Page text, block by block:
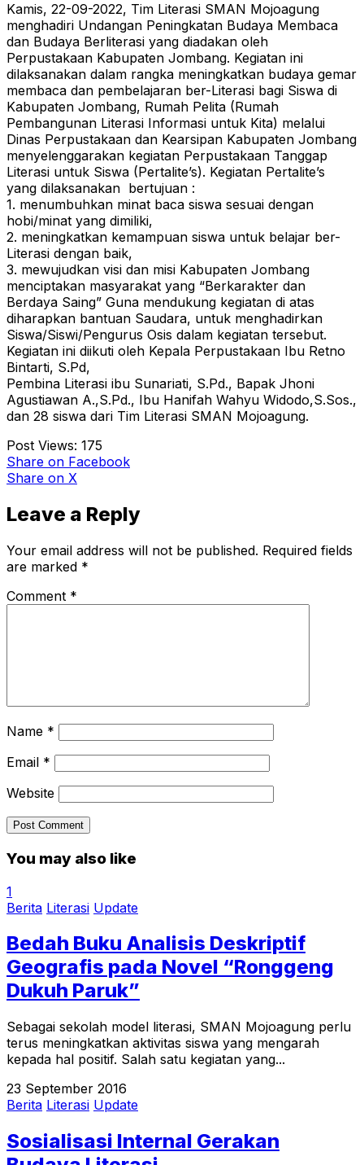
Kamis, 22-09-2022, Tim Literasi SMAN Mojoagung
menghadiri Undangan Peningkatan Budaya Membaca
dan Budaya Berliterasi yang diadakan oleh
Perpustakaan Kabupaten Jombang. Kegiatan ini
dilaksanakan dalam rangka meningkatkan budaya gemar
membaca dan pembelajaran ber-Literasi bagi Siswa di
Kabupaten Jombang, Rumah Pelita (Rumah
Pembangunan Literasi Informasi untuk Kita) melalui
Dinas Perpustakaan dan Kearsipan Kabupaten Jombang
menyelenggarakan kegiatan Perpustakaan Tanggap
Literasi untuk Siswa (Pertalite’s). Kegiatan Pertalite’s
yang dilaksanakan bertujuan :
1. menumbuhkan minat baca siswa sesuai dengan
hobi/minat yang dimiliki,
2. meningkatkan kemampuan siswa untuk belajar ber-
Literasi dengan baik,
3. mewujudkan visi dan misi Kabupaten Jombang
menciptakan masyarakat yang “Berkarakter dan
Berdaya Saing” Guna mendukung kegiatan di atas
diharapkan bantuan Saudara, untuk menghadirkan
Siswa/Siswi/Pengurus Osis dalam kegiatan tersebut.
Kegiatan ini diikuti oleh Kepala Perpustakaan Ibu Retno
Bintarti, S.Pd,
Pembina Literasi ibu Sunariati, S.Pd., Bapak Jhoni
Agustiawan A.,S.Pd., Ibu Hanifah Wahyu Widodo,S.Sos.,
dan 28 siswa dari Tim Literasi SMAN Mojoagung.
Post Views: 175
Share on Facebook
Share on X
Leave a Reply
Your email address will not be published. Required fields
are marked *
Comment *
Name *
Email *
Website
You may also like
1
Berita Literasi Update
Bedah Buku Analisis Deskriptif
Geografis pada Novel “Ronggeng
Dukuh Paruk”
Sebagai sekolah model literasi, SMAN Mojoagung perlu
terus meningkatkan aktivitas siswa yang mengarah
kepada hal positif. Salah satu kegiatan yang...
23 September 2016
Berita Literasi Update
Sosialisasi Internal Gerakan